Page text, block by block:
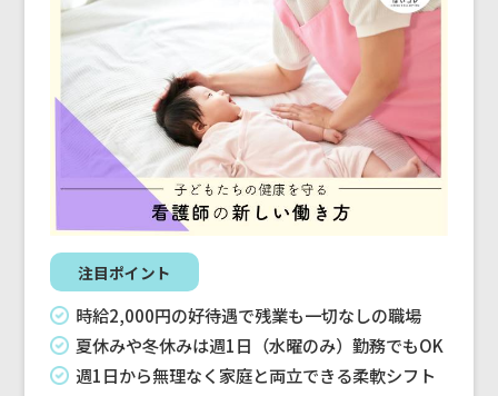
注目ポイント
時給2,000円の好待遇で残業も一切なしの職場
夏休みや冬休みは週1日（水曜のみ）勤務でもOK
週1日から無理なく家庭と両立できる柔軟シフト